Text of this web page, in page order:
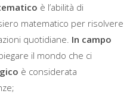
è l’abilità di
matematico per risolvere
quotidiane. In campo
il mondo che ci
è considerata